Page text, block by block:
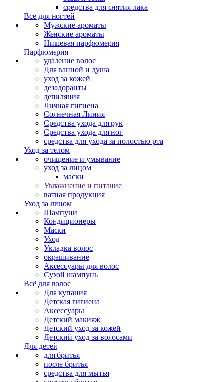
средства для снятия лака
Все для ногтей
Мужские ароматы
Женские ароматы
Нишевая парфюмерия
Парфюмерия
удаление волос
Для ванной и душа
уход за кожей
дезодоранты
депиляция
Личная гигиена
Солнечная Линия
Средства ухода для рук
Средства ухода для ног
средства для ухода за полостью рта
Уход за телом
очищение и умывание
уход за лицом
маски
Увлажнение и питание
ватная продукция
Уход за лицом
Шампуни
Кондиционеры
Маски
Уход
Укладка волос
окрашивание
Аксессуары для волос
Сухой шампунь
Всё для волос
Для купания
Детская гигиена
Аксессуары
Детский макияж
Детский уход за кожей
Детский уход за волосами
Для детей
для бритья
после бритья
средства для мытья